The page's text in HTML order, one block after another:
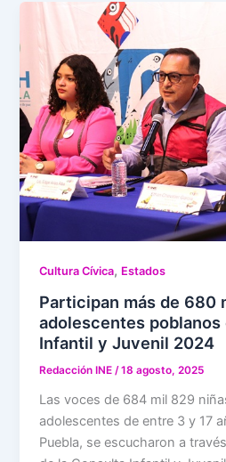
Cultura Cívica, Estados
Participan más de 680
adolescentes poblanos
Infantil y Juvenil 2024
Redacción INE/18 agosto, 2025
Las voces de 684 mil 829
adolescentes de entre 3 y 17
Puebla, se escucharon a